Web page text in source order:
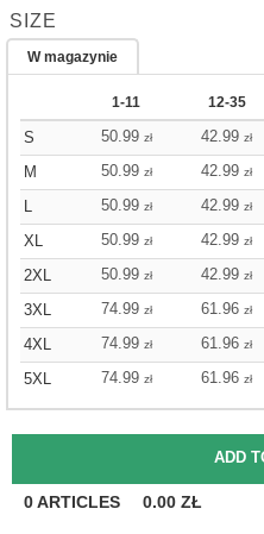
SIZE
W magazynie
1-11 12-35
S 50.99 zł 42.99 zł
M
50.99 zł 42.99 zł
L
50.99 zł 42.99 zł
XL
50.99 zł 42.99 zł
2XL
50.99 zł 42.99 zł
3XL
74.99 zł 61.96 zł
4XL
74.99 zł 61.96 zł
5XL
74.99 zł 61.96 zł
0ARTICLES 0.00 ZŁ